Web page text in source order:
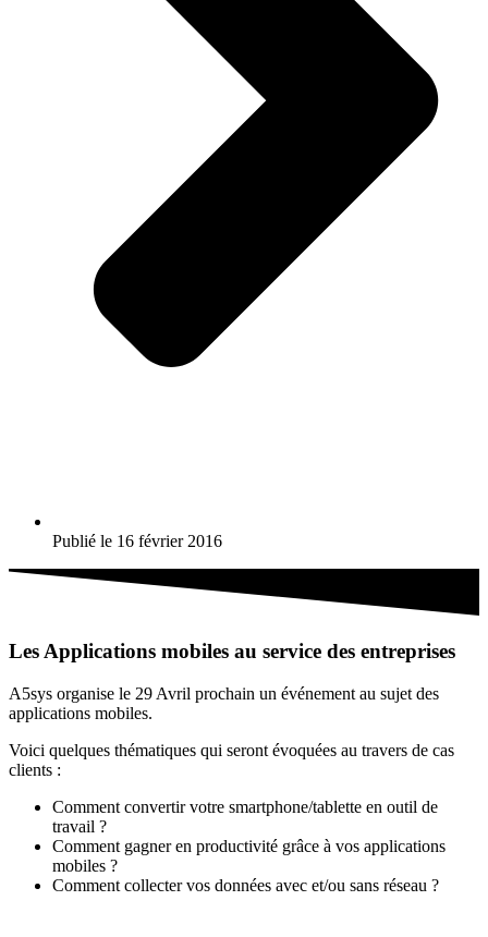
Publié le 16 février 2016
Les Applications mobiles au service des entreprises
A5sys organise le 29 Avril prochain un événement au sujet des
applications mobiles.
Voici quelques thématiques qui seront évoquées au travers de cas
clients :
Comment convertir votre smartphone/tablette en outil de
travail ?
Comment gagner en productivité grâce à vos applications
mobiles ?
Comment collecter vos données avec et/ou sans réseau ?